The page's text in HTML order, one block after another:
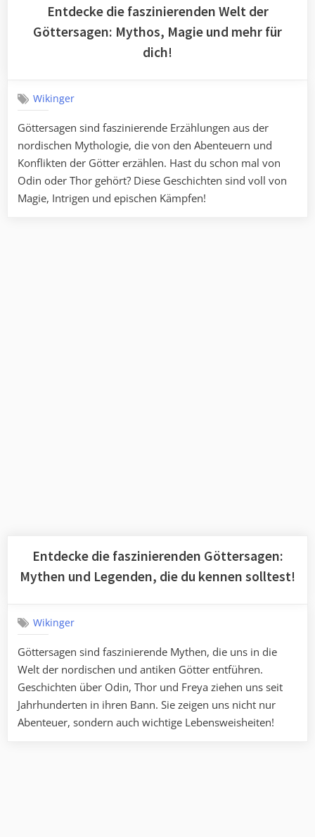
Entdecke die faszinierenden Welt der
Göttersagen: Mythos, Magie und mehr für
dich!
Wikinger
Göttersagen sind faszinierende Erzählungen aus der
nordischen Mythologie, die von den Abenteuern und
Konflikten der Götter erzählen. Hast du schon mal von
Odin oder Thor gehört? Diese Geschichten sind voll von
Magie, Intrigen und epischen Kämpfen!
Entdecke die faszinierenden Göttersagen:
Mythen und Legenden, die du kennen solltest!
Wikinger
Göttersagen sind faszinierende Mythen, die uns in die
Welt der nordischen und antiken Götter entführen.
Geschichten über Odin, Thor und Freya ziehen uns seit
Jahrhunderten in ihren Bann. Sie zeigen uns nicht nur
Abenteuer, sondern auch wichtige Lebensweisheiten!